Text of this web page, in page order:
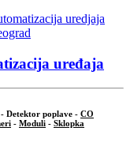
uređaja
- Detektor poplave - CO
- Moduli - Sklopka